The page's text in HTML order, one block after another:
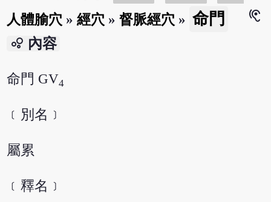
人體腧穴 »經穴 »督脈經穴 » 命門
hearing
bubble_chart 內容
命門 GV4
﹝別名﹞
屬累
﹝釋名﹞